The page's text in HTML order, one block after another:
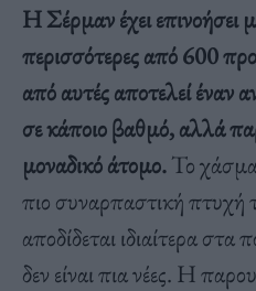
Η Σέρμαν έχει επινοήσει
περισσότερες από 600
από αυτές αποτελεί έναν
σε κάποιο βαθμό, αλλά
μοναδικό άτομο.Το χάσμα
πιο συναρπαστική πτυχή
αποδίδεται ιδιαίτερα
δεν είναι πια νέες. Η